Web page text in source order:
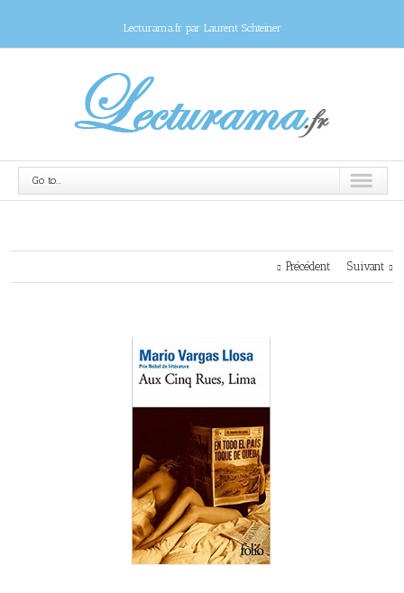
Lecturama.fr par Laurent Schteiner
Go to...
Précédent Suivant